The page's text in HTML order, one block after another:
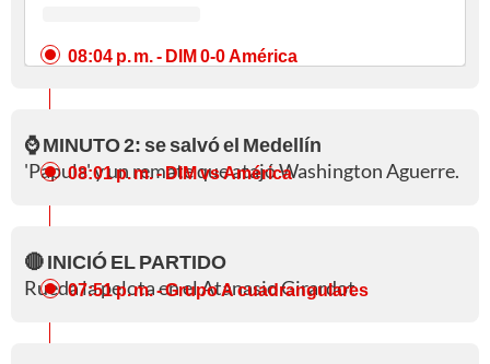
08:04 p. m. - DIM 0-0 América
⌚ MINUTO 2: se salvó el Medellín
'Papula' y un remate que atajó Washington Aguerre.
08:01 p. m.- DIM vs América
🔴 INICIÓ EL PARTIDO
Rueda la pelota en el Atanasio Girardot
07:51 p. m.- Grupo A cuadrangulares